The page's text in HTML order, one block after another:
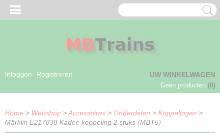
Inloggen Registreren UW WINKELWAGEN
Geen producten (0)
Home > Webshop >Accessoires > Onderdelen > Koppelingen >
Märklin E217838 Kadee koppeling 2 stuks (MBT5)